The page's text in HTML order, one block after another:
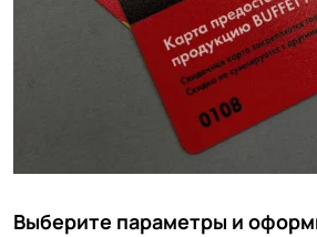
Выберите параметры и